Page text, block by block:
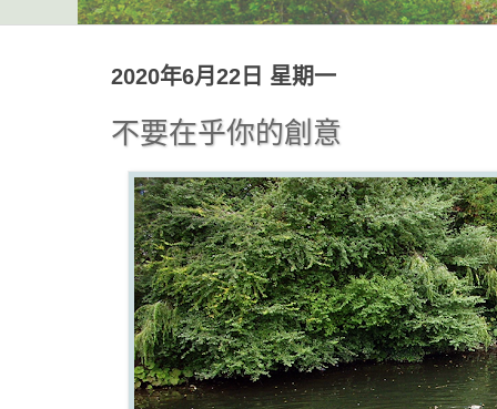
2020年6月22日 星期一
不要在乎你的創意